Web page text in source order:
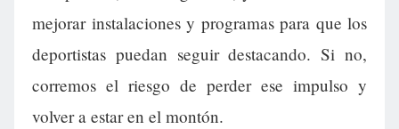
mejorar instalaciones y programas para que los
deportistas puedan seguir destacando. Si no,
corremos el riesgo de perder ese impulso y
volver a estar en el montón.